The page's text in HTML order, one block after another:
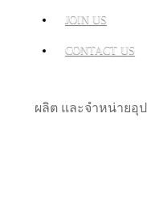
JOIN US
CONTACT US
ผลิต และจำหน่ายอุ